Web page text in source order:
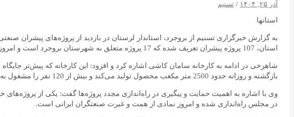
آذر ۲۵, ۱۴۰۴ تسنیم
استانها
به گزارش خبرگزاری تسنیم از بروجرد‌، استاندار لرستان در بازدید از پروژه‌های پیشران
استان، 107 پروژه پیشران تعریف شده که 17 پروژه متعلق به شهرستان بروجرد است و امروز ما سه مورد از این پروژه‌ها را از نزدیک بررسی کردیم.
شاهرخی در ادامه به کارخانه سامان کاشی اشاره کرد و افزود: این کارخانه که پیش‌تر
بازگشته و روزانه حدود 2500 متر مکعب محصول تولید می‌کند و بیش از 120 نفر را مشغول به کار کرده است.
وی با اشاره به اهمیت حمایت و پیگیری در راه‌اندازی مجدد پروژه‌ها گفت: یکی از
در مجلس راه‌اندازی شده و امروز نمادی از همت و غیرت صنعتگران ایرانی است.